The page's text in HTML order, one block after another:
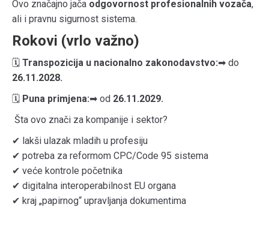
Ovo značajno jača odgovornost profesionalnih vozača,
ali i pravnu sigurnost sistema.
Rokovi (vrlo važno)
🗓 Transpozicija u nacionalno zakonodavstvo:➡ do
26.11.2028.
🗓 Puna primjena:➡ od 26.11.2029.
Šta ovo znači za kompanije i sektor?
✔ lakši ulazak mladih u profesiju
✔ potreba za reformom CPC/Code 95 sistema
✔ veće kontrole početnika
✔ digitalna interoperabilnost EU organa
✔ kraj „papirnog“ upravljanja dokumentima